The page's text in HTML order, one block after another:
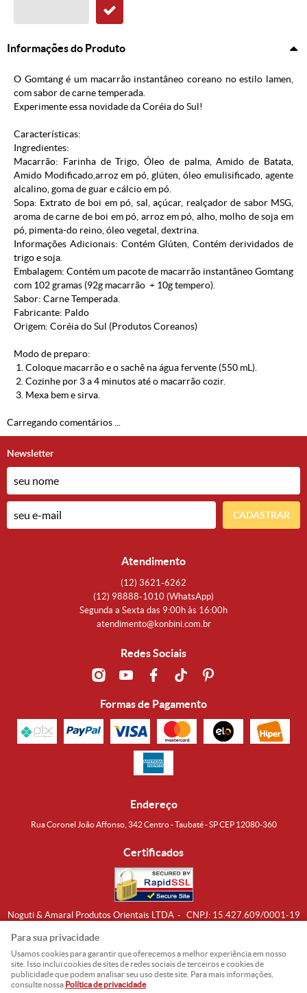
Informações do Produto
O Gomtang é um macarrão instantâneo coreano no estilo lamen,
com sabor de carne temperada.
Experimente essa novidade da Coréia do Sul!
Características:
Ingredientes:
Macarrão: Farinha de Trigo, Óleo de palma, Amido de Batata,
Amido Modificado,arroz em pó, glúten, óleo emulisificado, agente
alcalino, goma de guar e cálcio em pó.
Sopa: Extrato de boi em pó, sal, açúcar, realçador de sabor MSG,
aroma de carne de boi em pó, arroz em pó, alho, molho de soja em
pó, pimenta-do reino, óleo vegetal, dextrina.
Informações Adicionais: Contém Glúten, Contém derividados de
trigo e soja.
Embalagem: Contém um pacote de macarrão instantâneo Gomtang
com 102 gramas (92g macarrão + 10g tempero).
Sabor: Carne Temperada.
Fabricante: Paldo
Origem: Coréia do Sul (Produtos Coreanos)
Modo de preparo:
1. Coloque macarrão e o sachê na água fervente (550 mL).
2. Cozinhe por 3 a 4 minutos até o macarrão cozir.
3. Mexa bem e sirva.
Carregando comentários ...
Newsletter
CADASTRAR
Atendimento
(12) 3621-6262
(12) 98888-1010 (WhatsApp)
Segunda a Sexta das 9:00h às 16:00h
atendimento@konbini.com.br
Redes Sociais
Formas de Pagamento
Endereço
Rua Coronel João Affonso, 342 Centro - Taubaté - SP CEP 12080-360
Certificados
Noguti & Amaral Produtos Orientais LTDA CNPJ: 15.427.609/0001-19
Para sua privacidade
Usamos cookies para garantir que oferecemos a melhor experiência em nosso
site. Isso inclui cookies de sites de redes sociais de terceiros e cookies de
publicidade que podem analisar seu uso deste site. Para mais informações,
consulte nossa Política de privacidade.